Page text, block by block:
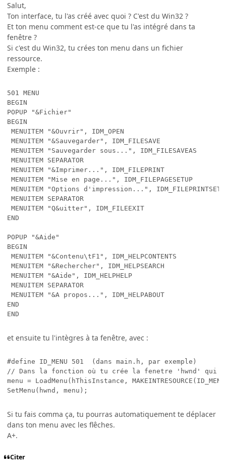
Salut,
Ton interface, tu l'as créé avec quoi ? C'est du Win32 ?
Et ton menu comment est-ce que tu l'as intégré dans ta
fenêtre ?
Si c'est du Win32, tu crées ton menu dans un fichier
ressource.
Exemple :
501 MENU
BEGIN
POPUP "&Fichier"
BEGIN
MENUITEM "&Ouvrir", IDM_OPEN
MENUITEM "&Sauvegarder", IDM_FILESAVE
MENUITEM "Sauvegarder sous...", IDM_FILESAVEAS
MENUITEM SEPARATOR
MENUITEM "&Imprimer...", IDM_FILEPRINT
MENUITEM "Mise en page...", IDM_FILEPAGESETUP
MENUITEM "Options d'impression...",
MENUITEM SEPARATOR
MENUITEM "Q&uitter", IDM_FILEEXIT
END
POPUP "&Aide"
BEGIN
MENUITEM "&Contenu\tF1", IDM_HELPCONTENTS
MENUITEM "&Rechercher", IDM_HELPSEARCH
MENUITEM "&Aide", IDM_HELPHELP
MENUITEM SEPARATOR
MENUITEM "&A propos...", IDM_HELPABOUT
END
END
et ensuite tu l'intègres à ta fenêtre, avec :
#define ID_MENU 501  (dans main.h, par exemple)
// Dans la fonction où tu crée la fenetre 'hwnd' qui
menu = LoadMenu(hThisInstance,
SetMenu(hwnd, menu);
Si tu fais comma ça, tu pourras automatiquement te déplacer
dans ton menu avec les flêches.
A+.
Citer